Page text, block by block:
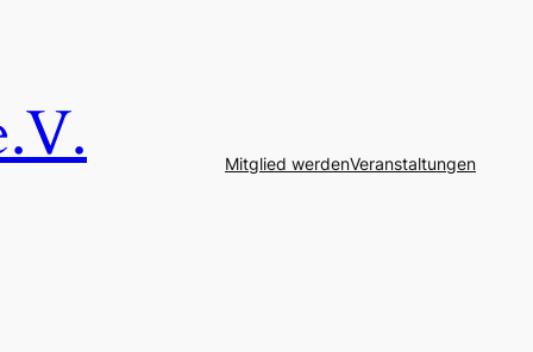
Mitglied werdenVeranstaltungen